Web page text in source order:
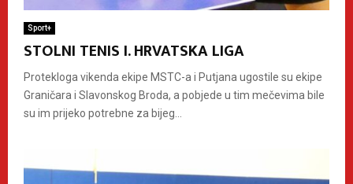
Sport+
STOLNI TENIS I. HRVATSKA LIGA
Protekloga vikenda ekipe MSTC-a i Putjana ugostile su ekipe
Graničara i Slavonskog Broda, a pobjede u tim mečevima bile
su im prijeko potrebne za bijeg...